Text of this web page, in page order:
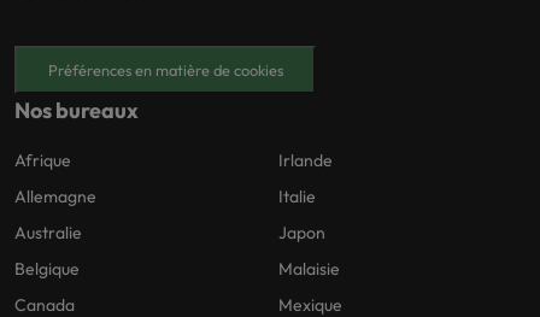
Préférences en matière de cookies
Nos bureaux
Afrique
Allemagne
Australie
Belgique
Canada
Irlande
Italie
Japon
Malaisie
Mexique